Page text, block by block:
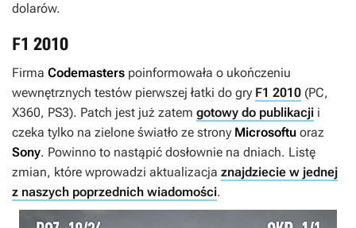
dolarów.
F1 2010
Firma Codemasters poinformowała o ukończeniu
wewnętrznych testów pierwszej łatki do gry F1 2010 (PC,
X360, PS3). Patch jest już zatem gotowy do publikacji i
czeka tylko na zielone światło ze strony Microsoftu oraz
Sony. Powinno to nastąpić dosłownie na dniach. Listę
zmian, które wprowadzi aktualizacja znajdziecie w jednej
z naszych poprzednich wiadomości.